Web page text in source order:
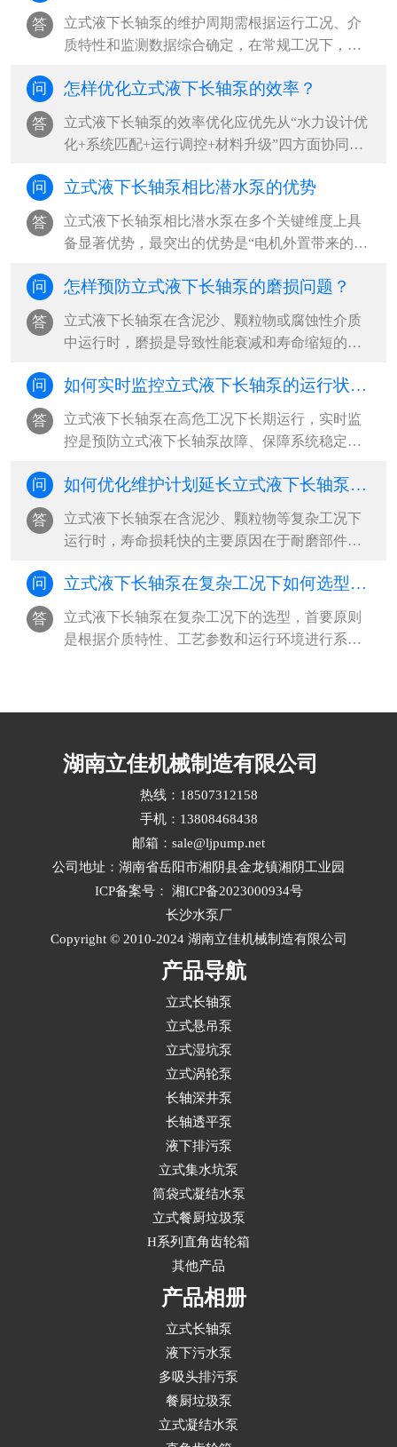
结合，其中压力下降超过20%、振动加剧和目视
表面损伤是立式液下长轴泵最直接的磨损信号‌。
答
立式液下长轴泵的维护周期需根据运行工况、介
质特性和监测数据综合确定，‌在常规工况下，建
2000小时进行一次全面检查，每6个月至1年安排
一次周期性大修；但在含腐蚀性介质、含固颗粒
等高危工况下，立式液下长轴泵应缩短至每3个月
检查一次，并结合振动、温度等状态监测结果实
施动态调整‌。···
问 怎样优化立式液下长轴泵的效率？
答
​立式液下长轴泵的效率优化应优先从“水力设计优
化+系统匹配+运行调控+材料升级”四方面协同推
效率点（BEP）附近运行，减少水力、容积和机
械三类损失，同时优化立式液下长轴泵吸入条件
与管路系统，可实现立式液下长轴泵整体能效提
升20%-40%‌。···
问 立式液下长轴泵相比潜水泵的优势
答
立式液下长轴泵相比潜水泵在多个关键维度上具
备显著优势，‌最突出的优势是“电机外置带来的高
含固体颗粒的恶劣工况，能有效避免电机进水损
坏风险，并支持在线检修与局部更换，大幅降低
立式液下长轴泵全生命周期运维成本‌。···
问 怎样预防立式液下长轴泵的磨损问题？
答
立式液下长轴泵在含泥沙、颗粒物或腐蚀性介质
中运行时，磨损是导致性能衰减和寿命缩短的主
期维护”三位一体，从源头减少立式液下长轴泵磨
损冲击，延长立式液下长轴泵关键部件使用寿
命‌。···
问 如何实时监控立式液下长轴泵的运行状态？
答
立式液下长轴泵在高危工况下长期运行，实时监
控是预防立式液下长轴泵故障、保障系统稳定的
+智能分析+远程可视化”的工业物联网体系，通过
振动、液位、温度、电流等关键参数的24小时在
线监测，结合阈值报警与趋势预测，实现从被动
响应到主动预防的立式液下长轴泵运维升级‌。···
问 如何优化维护计划延长立式液下长轴泵寿命？
答
立式液下长轴泵在含泥沙、颗粒物等复杂工况下
运行时，寿命损耗快的主要原因在于‌耐磨部件磨
泵使用寿命，必须从“被动维修”转向“系统性预防
维护”，‌最有效的策略是建立基于工况特征的差异
化维护计划，结合关键参数监控与周期性干预，
实现寿命延长30%以上‌。···
问 立式液下长轴泵在复杂工况下如何选型？ ​
答
立式液下长轴泵在复杂工况下的选型，‌首要原则
是根据介质特性、工艺参数和运行环境进行系统
封结构和配套标准多维度综合评估立式液下长轴
泵选型。···
湖南立佳机械制造有限公司
热线：18507312158
手机：13808468438
邮箱：sale@ljpump.net
公司地址：湖南省岳阳市湘阴县金龙镇湘阴工业园
ICP备案号：
湘ICP备2023000934号
长沙水泵厂
Copyright © 2010-2024 湖南立佳机械制造有限公司
产品导航
立式长轴泵
立式悬吊泵
立式湿坑泵
立式涡轮泵
长轴深井泵
长轴透平泵
液下排污泵
立式集水坑泵
筒袋式凝结水泵
立式餐厨垃圾泵
H系列直角齿轮箱
其他产品
产品相册
立式长轴泵
液下污水泵
多吸头排污泵
餐厨垃圾泵
立式凝结水泵